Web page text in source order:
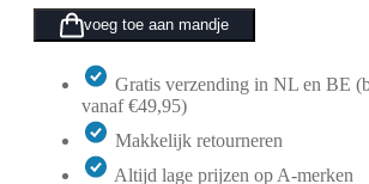
voeg toe aan mandje
Gratis verzending in NL en BE
vanaf €49,95)
Makkelijk retourneren
Altijd lage prijzen op A-merken